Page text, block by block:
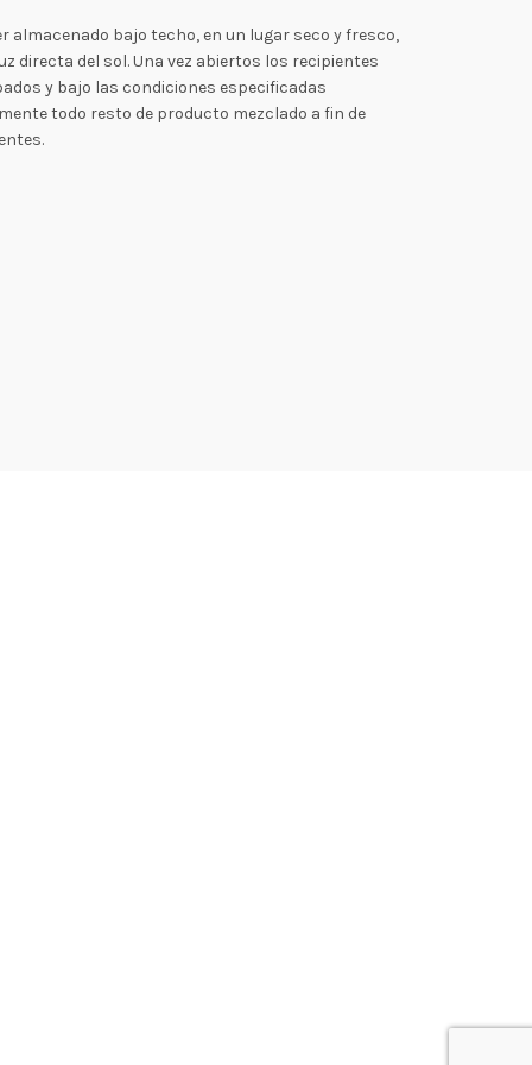
almacenado bajo techo, en un lugar seco y fresco,
directa del sol. Una vez abiertos los recipientes
y bajo las condiciones especificadas
todo resto de producto mezclado a fin de